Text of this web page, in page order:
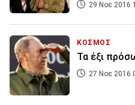
29 Νοε 2016
ΚΟΣΜΟΣ
Τα έξι
27 Νοε 2016